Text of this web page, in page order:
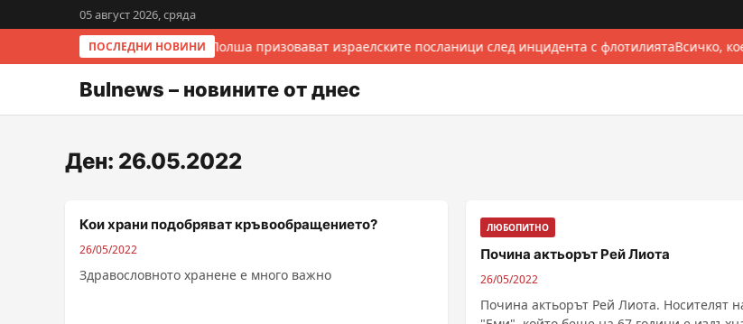
05 август 2026, сряда
ПОСЛЕДНИ НОВИНИИталия и Полша призовават израелските посланици след инцидента с флотилиятаВсичко,
Bulnews – новините от днес
Ден: 26.05.2022
Кои храни подобряват кръвообращението?
26/05/2022
Здравословното хранене е много важно
ЛЮБОПИТНО
Почина актьорът Рей Лиота
26/05/2022
Почина актьорът Рей Лиота. Носителят